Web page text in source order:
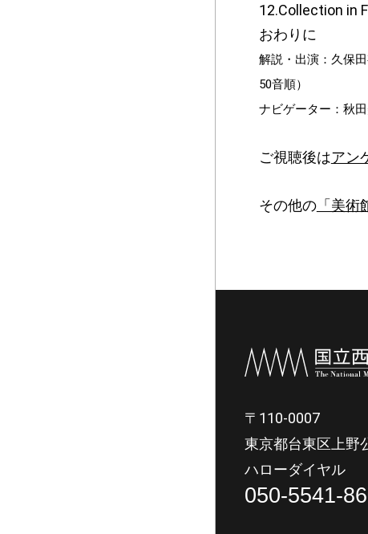
12.Collection in
おわりに
解説・出演：久保
50音順）
ナビゲーター：秋
ご視聴後はアン
その他の「美術
〒110-0007
東京都台東区上野
ハローダイヤル
050-5541-